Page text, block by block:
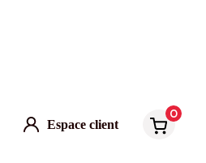
Espace client
0